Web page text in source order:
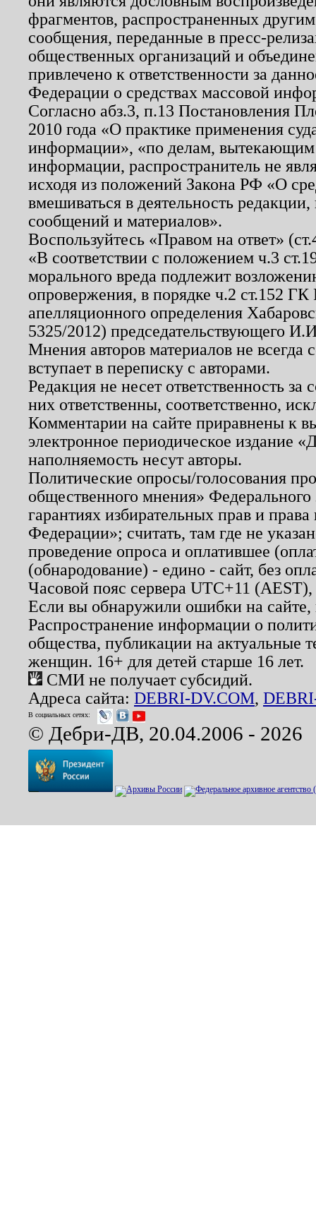
фрагментов, распространенных
сообщения, переданные в пресс-
общественных организаций и
привлечено к ответственности за
Федерации о средствах массовой
Согласно абз.3, п.13 Постановления
2010 года «О практике применения
информации», «по делам, вытекающим
информации, распространитель не
исходя из положений Закона РФ «О
вмешиваться в деятельность
сообщений и материалов».
Воспользуйтесь «Правом на ответ»
«В соответствии с положением ч.3
морального вреда подлежит
опровержения, в порядке ч.2 ст.152
апелляционного определения
5325/2012) председательствующего
Мнения авторов материалов не
вступает в переписку с авторами.
Редакция не несет ответственность
них ответственны, соответственно,
Комментарии на сайте приравнены к
электронное периодическое издание
наполняемость несут авторы.
Политические опросы/голосования
общественного мнения»
гарантиях избирательных прав и
Федерации»; считать, там где не
проведение опроса и оплатившее
(обнародование) - едино - сайт, без
Часовой пояс сервера UTC+11
Если вы обнаружили ошибки на
Распространение информации о
общества, публикации на актуальные
женщин. 16+ для детей старше 16 лет.
СМИ не получает субсидий.
Адреса сайта: DEBRI-DV.COM,
В социальных сетях:
© Дебри-ДВ, 20.04.2006 - 2026